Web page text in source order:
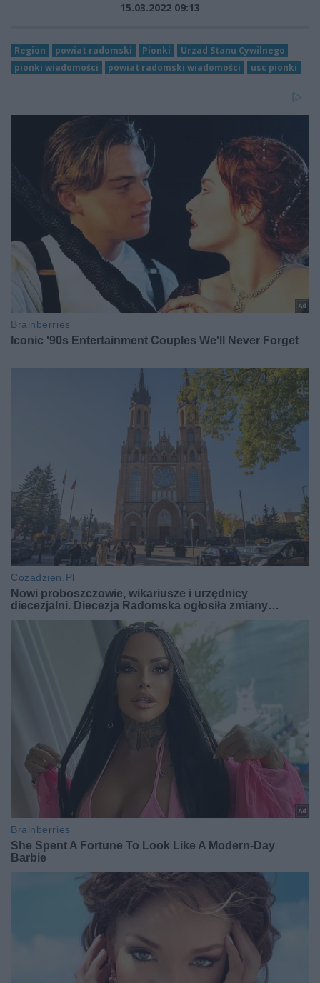
15.03.2022 09:13
Region powiat radomski Pionki
Urzad Stanu Cywilnego
pionki wiadomości
powiat radomski wiadomości usc pionki